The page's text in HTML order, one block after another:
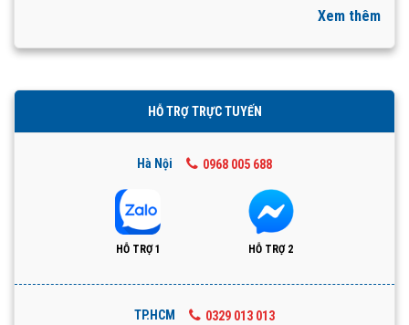
Xem thêm
HỖ TRỢ TRỰC TUYẾN
Hà Nội 0968 005 688
HỖ TRỢ 1 HỖ TRỢ 2
TP.HCM 0329 013 013